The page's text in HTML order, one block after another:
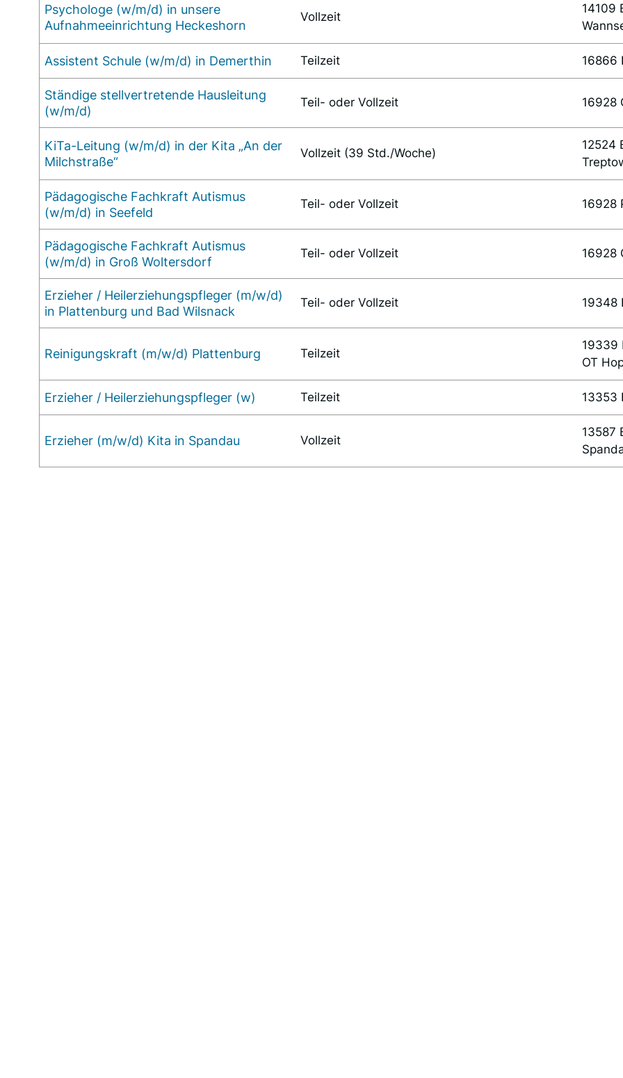
Psychologe (w/m/d) in unsere
Aufnahmeeinrichtung Heckeshorn
Vollzeit
14109
Assistent Schule (w/m/d) in Demerthin Teilzeit 16866
Ständige stellvertretende Hausleitung
(w/m/d)
Teil- oder Vollzeit 16928
KiTa-Leitung (w/m/d) in der Kita „An der
Milchstraße“
Vollzeit (39 Std./Woche)
12524
Pädagogische Fachkraft Autismus
(w/m/d) in Seefeld
Teil- oder Vollzeit 16928
Pädagogische Fachkraft Autismus
(w/m/d) in Groß Woltersdorf
Teil- oder Vollzeit 16928
Erzieher / Heilerziehungspfleger (m/w/d)
in Plattenburg und Bad Wilsnack
Teil- oder Vollzeit 19348
Reinigungskraft (m/w/d) Plattenburg Teilzeit
19339
OT
Erzieher / Heilerziehungspfleger (w) Teilzeit 13353
Erzieher (m/w/d) Kita in Spandau Vollzeit
13587